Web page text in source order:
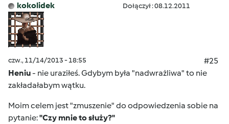
kokolidek Dołączył : 08.12.2011
czw., 11/14/2013 - 18:55
#25
Heniu- nie uraziłeś. Gdybym była "nadwrażliwa" to nie
zakładałabym wątku.
Moim celem jest "zmuszenie" do odpowiedzenia sobie na
pytanie:"Czy mnie to służy?"